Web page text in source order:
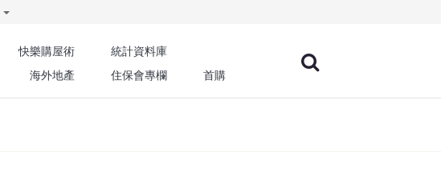
快樂購屋術
統計資料庫
海外地產 住保會專欄 首購